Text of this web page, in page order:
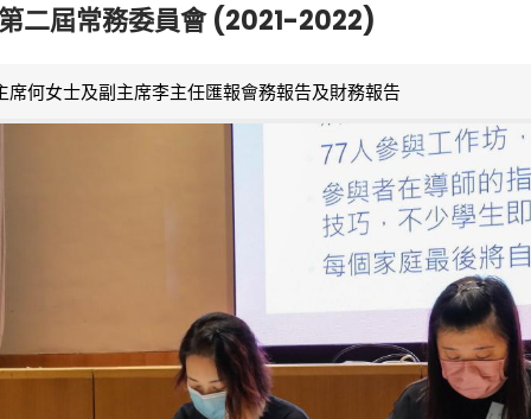
二屆常務委員會 (2021-2022)
席何女士及副主席李主任匯報會務報告及財務報告